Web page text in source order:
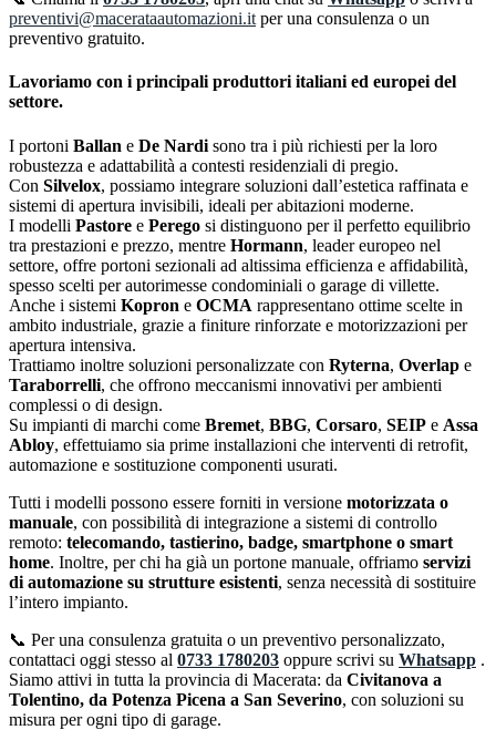
preventivi@macerataautomazioni.it per una consulenza o un
preventivo gratuito.
Lavoriamo con i principali produttori italiani ed europei del
settore.
I portoni Ballan e De Nardi sono tra i più richiesti per la loro
robustezza e adattabilità a contesti residenziali di pregio.
Con Silvelox, possiamo integrare soluzioni dall’estetica raffinata e
sistemi di apertura invisibili, ideali per abitazioni moderne.
I modelli Pastore e Perego si distinguono per il perfetto equilibrio
tra prestazioni e prezzo, mentre Hormann, leader europeo nel
settore, offre portoni sezionali ad altissima efficienza e affidabilità,
spesso scelti per autorimesse condominiali o garage di villette.
Anche i sistemi Kopron e OCMA rappresentano ottime scelte in
ambito industriale, grazie a finiture rinforzate e motorizzazioni per
apertura intensiva.
Trattiamo inoltre soluzioni personalizzate con Ryterna, Overlap e
Taraborrelli, che offrono meccanismi innovativi per ambienti
complessi o di design.
Su impianti di marchi come Bremet, BBG, Corsaro, SEIP e Assa
Abloy, effettuiamo sia prime installazioni che interventi di retrofit,
automazione e sostituzione componenti usurati.
Tutti i modelli possono essere forniti in versione motorizzata o
manuale, con possibilità di integrazione a sistemi di controllo
remoto: telecomando, tastierino, badge, smartphone o smart
home. Inoltre, per chi ha già un portone manuale, offriamo servizi
di automazione su strutture esistenti, senza necessità di sostituire
l’intero impianto.
📞 Per una consulenza gratuita o un preventivo personalizzato,
contattaci oggi stesso al 0733 1780203 oppure scrivi su Whatsapp .
Siamo attivi in tutta la provincia di Macerata: da Civitanova a
Tolentino, da Potenza Picena a San Severino, con soluzioni su
misura per ogni tipo di garage.